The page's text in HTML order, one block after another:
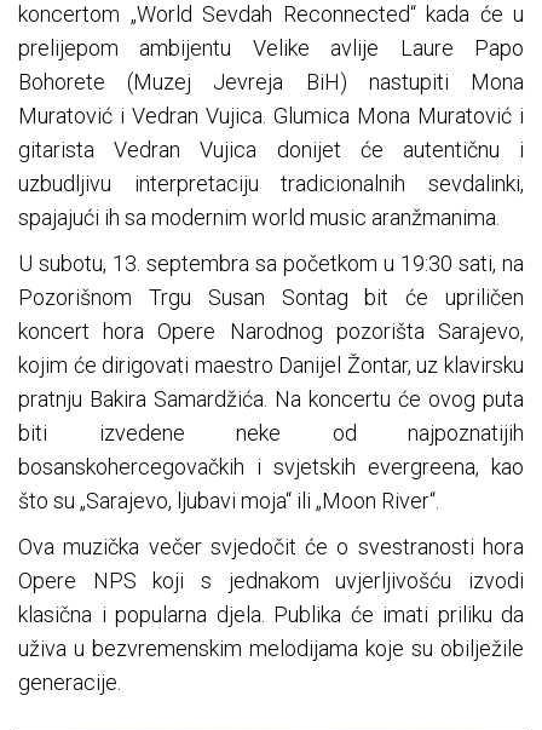
koncertom „World Sevdah Reconnected“ kada će u
prelijepom ambijentu Velike avlije Laure Papo
Bohorete (Muzej Jevreja BiH) nastupiti Mona
Muratović i Vedran Vujica. Glumica Mona Muratović i
gitarista Vedran Vujica donijet će autentičnu i
uzbudljivu interpretaciju tradicionalnih sevdalinki,
spajajući ih sa modernim world music aranžmanima.
U subotu, 13. septembra sa početkom u 19:30 sati, na
Pozorišnom Trgu Susan Sontag bit će upriličen
koncert hora Opere Narodnog pozorišta Sarajevo,
kojim će dirigovati maestro Danijel Žontar, uz klavirsku
pratnju Bakira Samardžića. Na koncertu će ovog puta
biti izvedene neke od najpoznatijih
bosanskohercegovačkih i svjetskih evergreena, kao
što su „Sarajevo, ljubavi moja“ ili „Moon River“.
Ova muzička večer svjedočit će o svestranosti hora
Opere NPS koji s jednakom uvjerljivošću izvodi
klasična i popularna djela. Publika će imati priliku da
uživa u bezvremenskim melodijama koje su obilježile
generacije.